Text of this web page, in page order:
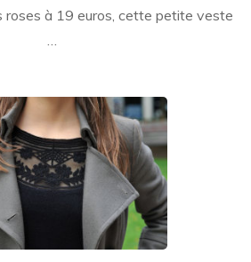
roses à 19 euros, cette petite veste